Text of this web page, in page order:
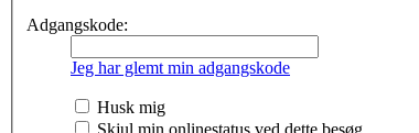
Adgangskode:
Jeg har glemt min adgangskode
Husk mig
Skjul min onlinestatus ved dette besøg